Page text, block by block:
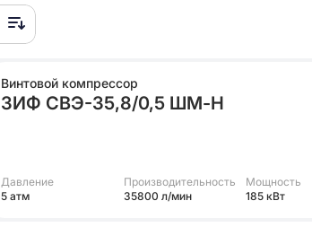
Винтовой компрессор
ЗИФ СВЭ-35,8/0,5 ШМ-Н
Давление
5 атм
Производительность
35800 л/мин
Мощность
185 кВт